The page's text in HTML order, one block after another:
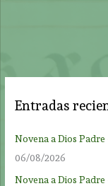
Entradas
Novena a Dios
06/08/2026
Novena a Dios